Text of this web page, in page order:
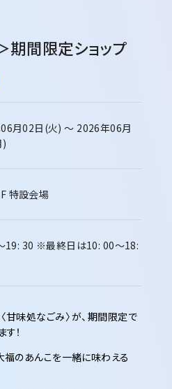
期間限定ショップ
月02日(火) ～ 2026年06月
)
特設会場
19: 30 ※最終日は10: 00～18:
味処なごみ〉が、期間限定で
！
のあんこを一緒に味わえる